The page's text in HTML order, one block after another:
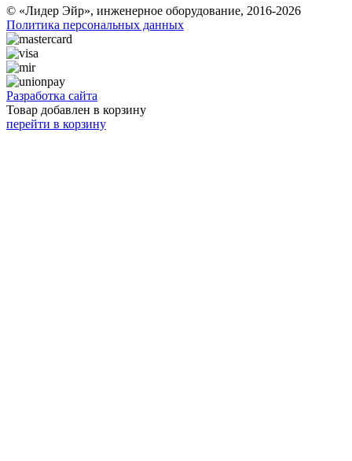
© «Лидер Эйр», инженерное оборудование, 2016-2026
Политика персональных данных
Разработка сайта
Товар добавлен в корзину
перейти в корзину